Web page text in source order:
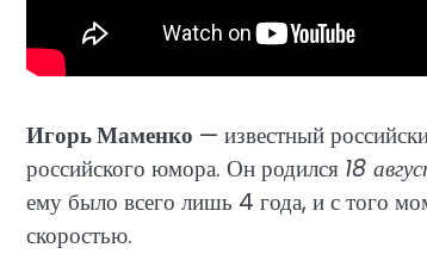
Игорь Маменко — известный
российского юмора. Он родился 18
ему было всего лишь 4 года, и с того
скоростью.